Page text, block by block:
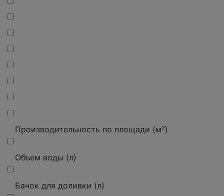
Производительность по площади (м²)
Объем воды (л)
Бачок для доливки (л)